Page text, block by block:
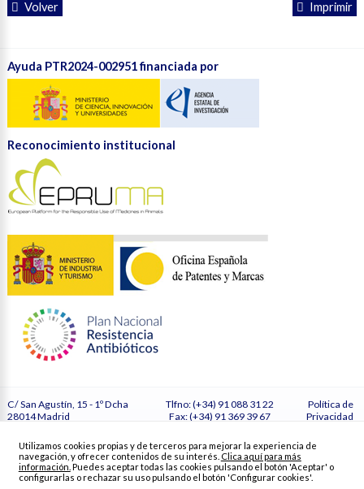
Volver Imprimir
Ayuda PTR2024-002951 financiada por
Reconocimiento institucional
C/ San Agustín, 15 - 1º Dcha
28014 Madrid
Tlfno: (+34) 91 088 31 22
Fax: (+34) 91 369 39 67
Política de
Privacidad
Configurar
Créditos
Utilizamos cookies propias y de terceros para mejorar la experiencia de
navegación, y ofrecer contenidos de su interés. Clica aquí para más
información. Puedes aceptar todas las cookies pulsando el botón 'Aceptar' o
configurarlas o rechazar su uso pulsando el botón 'Configurar cookies'.